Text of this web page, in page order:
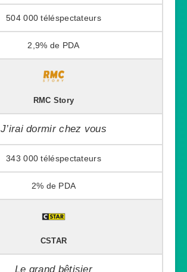
504 000
2,9%
RMC Story
J’irai dormir chez vous
343 000
2%
CSTAR
Le grand bêtisier